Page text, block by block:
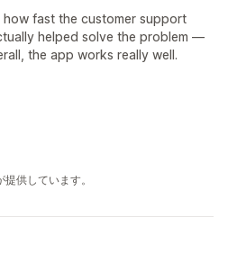
how fast the customer support
helped solve the problem —
the app works really well.
供しています。